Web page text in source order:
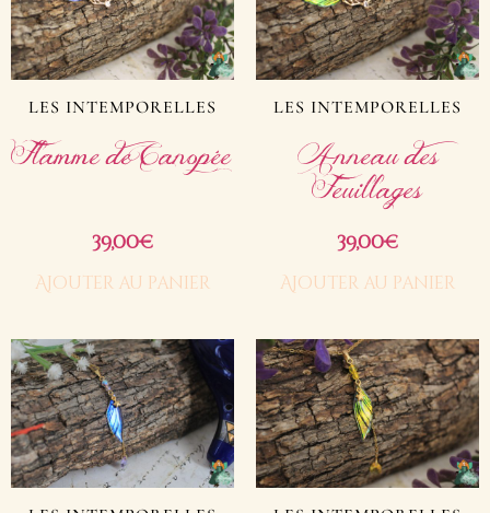
LES INTEMPORELLES
Flamme de Canopée
39,00€
Ajouter au panier
LES INTEMPORELLES
Anneau des
Feuillages
39,00€
Ajouter au panier